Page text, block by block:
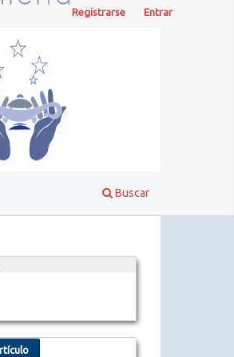
Buscar
Registrarse Entrar